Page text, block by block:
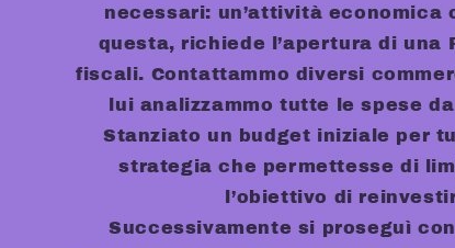
necessari: un’attività economica
questa, richiede l’apertura di
fiscali. Contattammo diversi
lui analizzammo tutte le spese
Stanziato un budget iniziale per
strategia che permettesse di
l’obiettivo di
Successivamente si proseguì